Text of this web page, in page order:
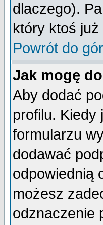
dlaczego).
który ktoś już
Powrót do
Jak mogę
Aby dodać
profilu.
formularzu
dodawać
odpowiednią
możesz
odznaczenie